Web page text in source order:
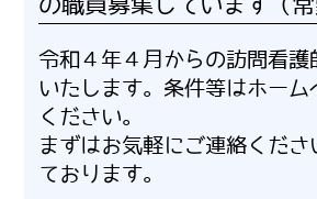
の職員募集しています（常
令和４年４月からの訪問看護
いたします。条件等はホーム
ください。
まずはお気軽にご連絡くださ
ております。